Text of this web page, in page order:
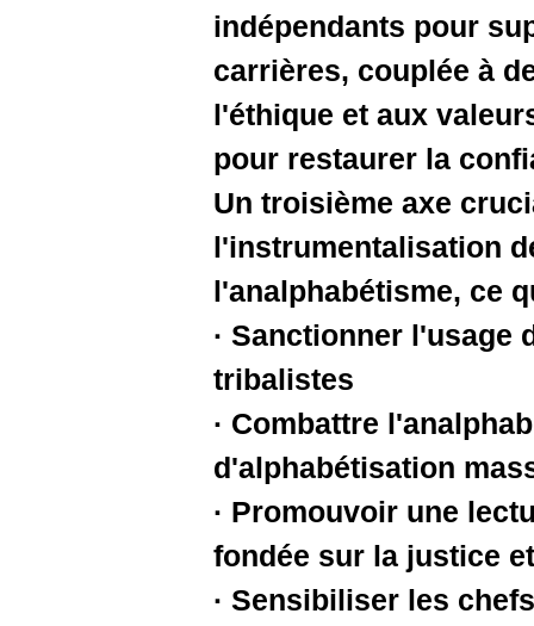
l'éthique
pour
Un
·
·
·
fondée
·